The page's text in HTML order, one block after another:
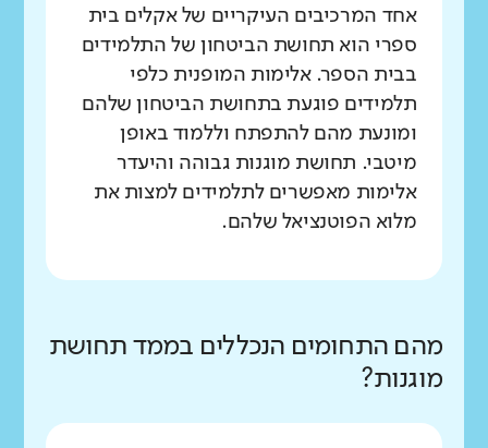
אחד המרכיבים העיקריים של אקלים בית
ספרי הוא תחושת הביטחון של התלמידים
בבית הספר. אלימות המופנית כלפי
תלמידים פוגעת בתחושת הביטחון שלהם
ומונעת מהם להתפתח וללמוד באופן
מיטבי. תחושת מוגנות גבוהה והיעדר
אלימות מאפשרים לתלמידים למצות את
מלוא הפוטנציאל שלהם.
מהם התחומים הנכללים בממד תחושת
מוגנות?